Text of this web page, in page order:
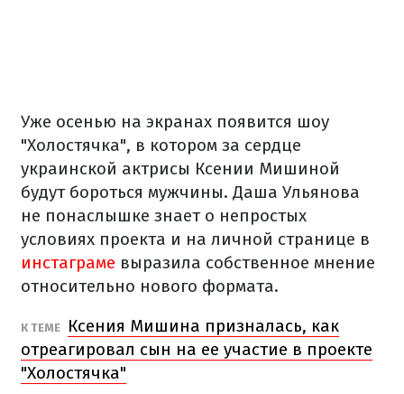
Уже осенью на экранах появится шоу
"Холостячка", в котором за сердце
украинской актрисы Ксении Мишиной
будут бороться мужчины. Даша Ульянова
не понаслышке знает о непростых
условиях проекта и на личной странице в
инстаграме выразила собственное мнение
относительно нового формата.
К ТЕМЕ
Ксения Мишина призналась, как
отреагировал сын на ее участие в проекте
"Холостячка"